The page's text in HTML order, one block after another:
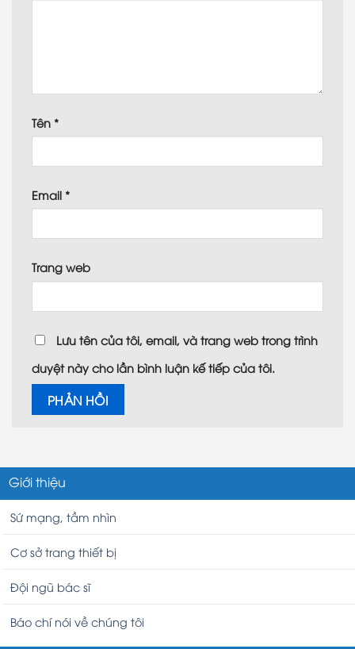
Tên *
Email *
Trang web
Lưu tên của tôi, email, và trang web trong trình
duyệt này cho lần bình luận kế tiếp của tôi.
Giới thiệu
Sứ mạng, tầm nhìn
Cơ sở trang thiết bị
Đội ngũ bác sĩ
Báo chí nói về chúng tôi